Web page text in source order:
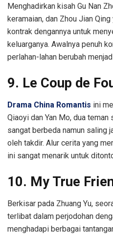
Menghadirkan kisah Gu Nan
keramaian, dan Zhou Jian
kontrak dengannya untuk
keluarganya. Awalnya penuh
perlahan-lahan berubah
9. Le Coup de
Drama China Romantis ini
Qiaoyi dan Yan Mo, dua
sangat berbeda namun saling
oleh takdir. Alur cerita yang
ini sangat menarik untuk
10. My True
Berkisar pada Zhuang Yu,
terlibat dalam perjodohan
menghadapi berbagai